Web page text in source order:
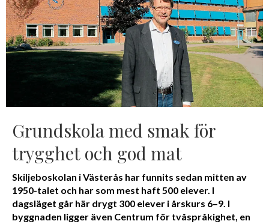
Grundskola med smak för
trygghet och god mat
Skiljeboskolan i Västerås har funnits sedan mitten av
1950-talet och har som mest haft 500 elever. I
dagsläget går här drygt 300 elever i årskurs 6–9. I
byggnaden ligger även Centrum för tvåspråkighet, en